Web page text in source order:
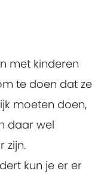
met kinderen
te doen dat ze
moeten doen,
daar wel
zijn.
kun je er er